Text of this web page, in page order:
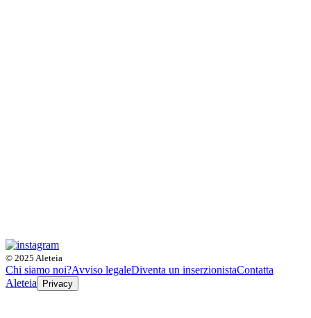
© 2025 Aleteia
Chi siamo noi?Avviso legaleDiventa un inserzionistaContatta
Aleteia
Privacy